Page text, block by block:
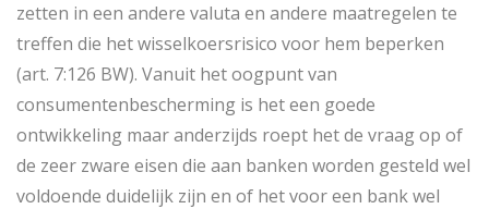
zetten in een andere valuta en andere maatregelen te
treffen die het wisselkoersrisico voor hem beperken
(art. 7:126 BW). Vanuit het oogpunt van
consumentenbescherming is het een goede
ontwikkeling maar anderzijds roept het de vraag op of
de zeer zware eisen die aan banken worden gesteld wel
voldoende duidelijk zijn en of het voor een bank wel